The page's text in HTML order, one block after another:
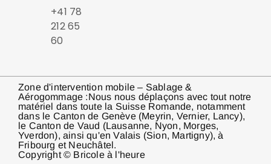
+41 78
212 65
60
Zone d'intervention mobile – Sablage &
Aérogommage :Nous nous déplaçons avec tout notre
matériel dans toute la Suisse Romande, notamment
dans le Canton de Genève (Meyrin, Vernier, Lancy),
le Canton de Vaud (Lausanne, Nyon, Morges,
Yverdon), ainsi qu'en Valais (Sion, Martigny), à
Fribourg et Neuchâtel.
Copyright © Bricole à l'heure